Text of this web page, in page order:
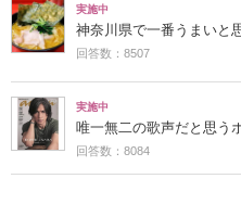
実施中
神奈川県で一番うまいと
回答数：8507
実施中
唯一無二の歌声だと思う
回答数：8084